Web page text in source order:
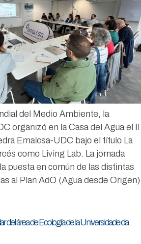
del Medio Ambiente, la
organizó en la Casa del Agua el II
Emalcsa-UDC bajo el título La
como Living Lab. La jornada
puesta en común de las distintas
al Plan AdO (Agua desde Origen)
del área de Ecología de la Universidade da